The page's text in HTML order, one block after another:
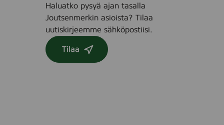
Haluatko pysyä ajan tasalla
Joutsenmerkin asioista? Tilaa
uutiskirjeemme sähköpostiisi.
Tilaa